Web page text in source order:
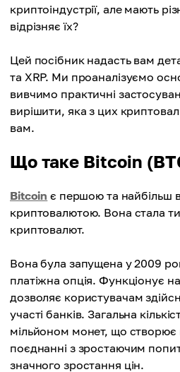
криптоіндустрії, але мають
відрізняє їх?
Цей посібник надасть вам
та XRP. Ми проаналізуємо
вивчимо практичні
вирішити, яка з цих
вам.
Що таке Bitcoin
Bitcoin є першою та найбільш
криптовалютою. Вона стала
криптовалют.
Вона була запущена у 2009
платіжна опція. Функціонує
дозволяє користувачам
участі банків. Загальна
мільйоном монет, що
поєднанні з зростаючим
значного зростання цін.